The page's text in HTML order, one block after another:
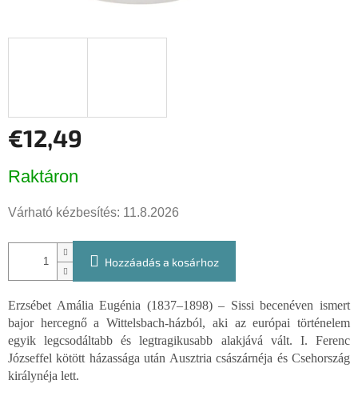
€12,49
Raktáron
Várható kézbesítés: 11.8.2026
Hozzáadás a kosárhoz
Erzsébet Amália Eugénia (1837–1898) – Sissi becenéven ismert
bajor hercegnő a Wittelsbach-házból, aki az európai történelem
egyik legcsodáltabb és legtragikusabb alakjává vált. I. Ferenc
Józseffel kötött házassága után Ausztria császárnéja és Csehország
királynéja lett.